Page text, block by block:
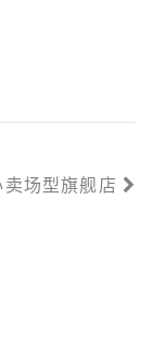
卖场型旗舰店